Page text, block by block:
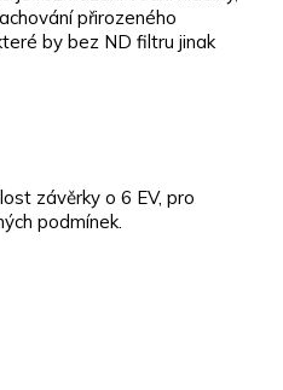
přirozeného
by bez ND filtru jinak
závěrky o 6 EV, pro
podmínek.